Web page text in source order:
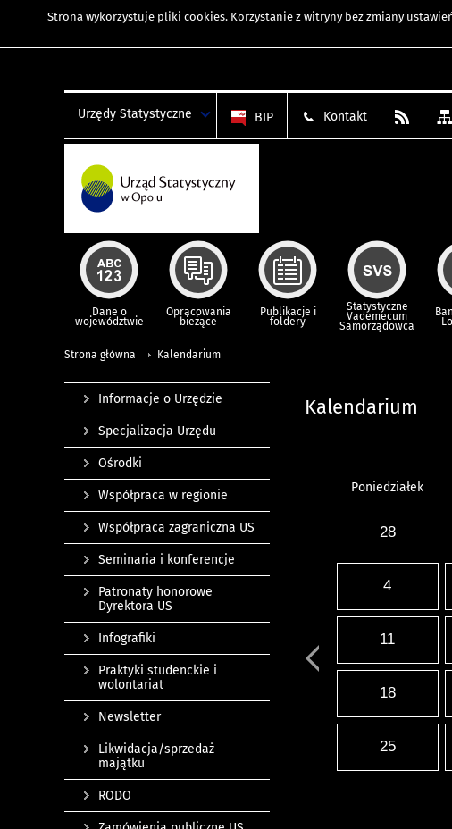
Strona wykorzystuje pliki cookies. Korzystanie z witryny bez zmiany
Urzędy Statystyczne BIP Kontakt
Dane o
województwie
Opracowania
bieżące
Publikacje i
foldery
Statystyczne
Vademecum
Samorządowca
Strona główna Kalendarium
Kalendarium
Poniedziałek
28
4
11
18
25
Informacje o Urzędzie
Specjalizacja Urzędu
Ośrodki
Współpraca w regionie
Współpraca zagraniczna US
Seminaria i konferencje
Patronaty honorowe
Dyrektora US
Infografiki
Praktyki studenckie i
wolontariat
Newsletter
Likwidacja/sprzedaż
majątku
RODO